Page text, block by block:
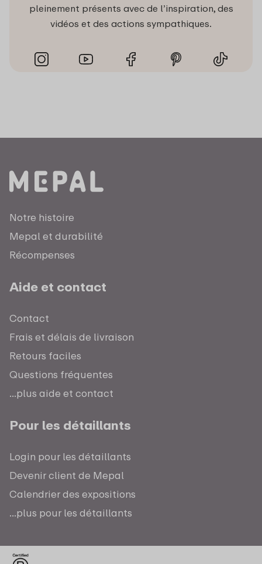
pleinement présents avec de l’inspiration, des
vidéos et des actions sympathiques.
Notre histoire
Mepal et durabilité
Récompenses
Aide et contact
Contact
Frais et délais de livraison
Retours faciles
Questions fréquentes
...plus aide et contact
Pour les détaillants
Login pour les détaillants
Devenir client de Mepal
Calendrier des expositions
...plus pour les détaillants